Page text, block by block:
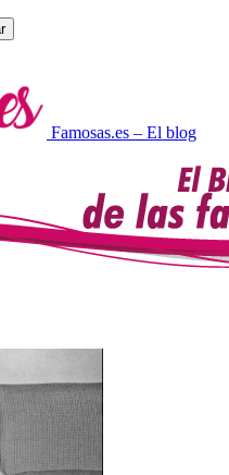
Famosas.es – El blog